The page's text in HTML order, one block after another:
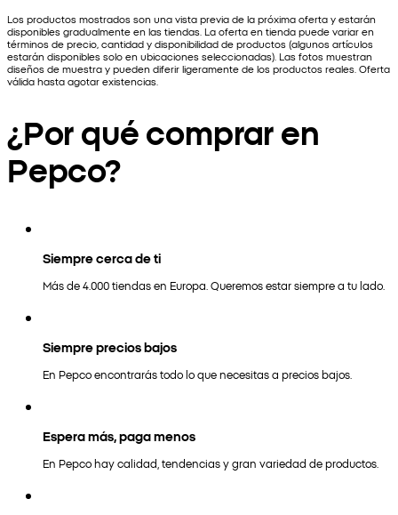
Los productos mostrados son una vista previa de la próxima oferta y estarán
disponibles gradualmente en las tiendas. La oferta en tienda puede variar en
términos de precio, cantidad y disponibilidad de productos (algunos artículos
estarán disponibles solo en ubicaciones seleccionadas). Las fotos muestran
diseños de muestra y pueden diferir ligeramente de los productos reales. Oferta
válida hasta agotar existencias.
¿Por qué comprar en
Pepco?
Siempre cerca de ti
Más de 4.000 tiendas en Europa. Queremos estar siempre a tu lado.
Siempre precios bajos
En Pepco encontrarás todo lo que necesitas a precios bajos.
Espera más, paga menos
En Pepco hay calidad, tendencias y gran variedad de productos.